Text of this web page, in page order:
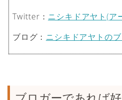
Twitter： ニシキドアヤト(ア
ブログ： ニシキドアヤトの